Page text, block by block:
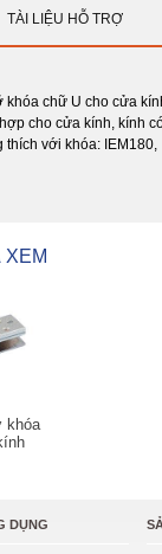
TÀI LIỆU HỖ TRỢ
khóa chữ U cho cửa
cho cửa kính, kính
thích với khóa: IEM180,
khóa
DỤNG